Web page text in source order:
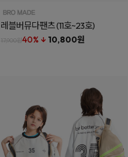
레블버뮤다팬츠(11호~23호)
17,900원40% ↓ 10,800원